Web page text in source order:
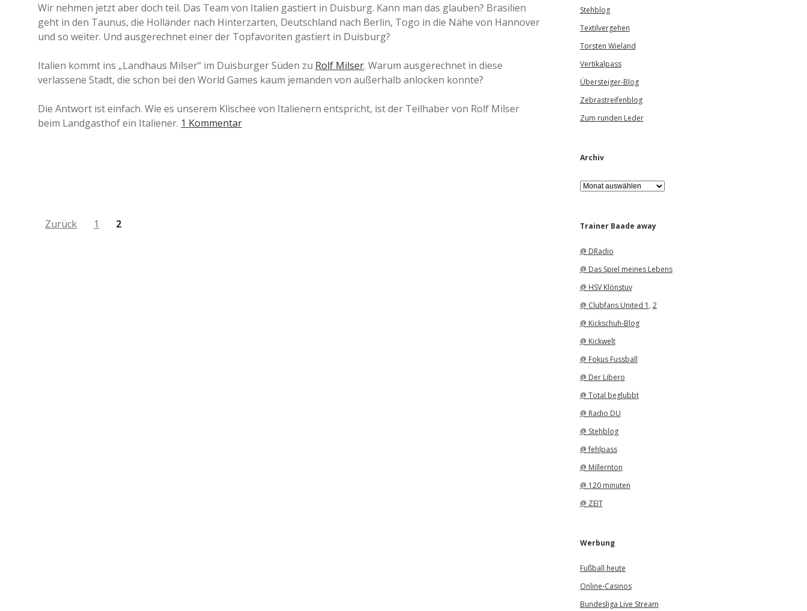
Wir nehmen jetzt aber doch teil. Das Team von Italien gastiert in Duisburg. Kann man das glauben? Brasilien
geht in den Taunus, die Holländer nach Hinterzarten, Deutschland nach Berlin, Togo in die Nähe von Hannover
und so weiter. Und ausgerechnet einer der Topfavoriten gastiert in Duisburg?
Italien kommt ins „Landhaus Milser“ im Duisburger Süden zu Rolf Milser. Warum ausgerechnet in diese
verlassene Stadt, die schon bei den World Games kaum jemanden von außerhalb anlocken konnte?
Die Antwort ist einfach. Wie es unserem Klischee von Italienern entspricht, ist der Teilhaber von Rolf Milser
beim Landgasthof ein Italiener. 1 Kommentar
B
Zurück 1 2
Stehblog
Textilvergehen
Torsten Wieland
Vertikalpass
Übersteiger-Blog
Zebrastreifenblog
Zum runden Leder
Archiv
A
r
iTrainer Baade away
@ DRadio
@ Das Spiel meines Lebens
@ HSV Klönstuv
@ Clubfans United 1 , 2
@ Kickschuh-Blog
@ Kickwelt
@ Fokus Fussball
@ Der Libero
@ Total beglubbt
@ Radio DU
@ Stehblog
@ fehlpass
@ Millernton
@ 120 minuten
@ ZEIT
Werbung
Fußball heute
Online-Casinos
Bundesliga Live Stream